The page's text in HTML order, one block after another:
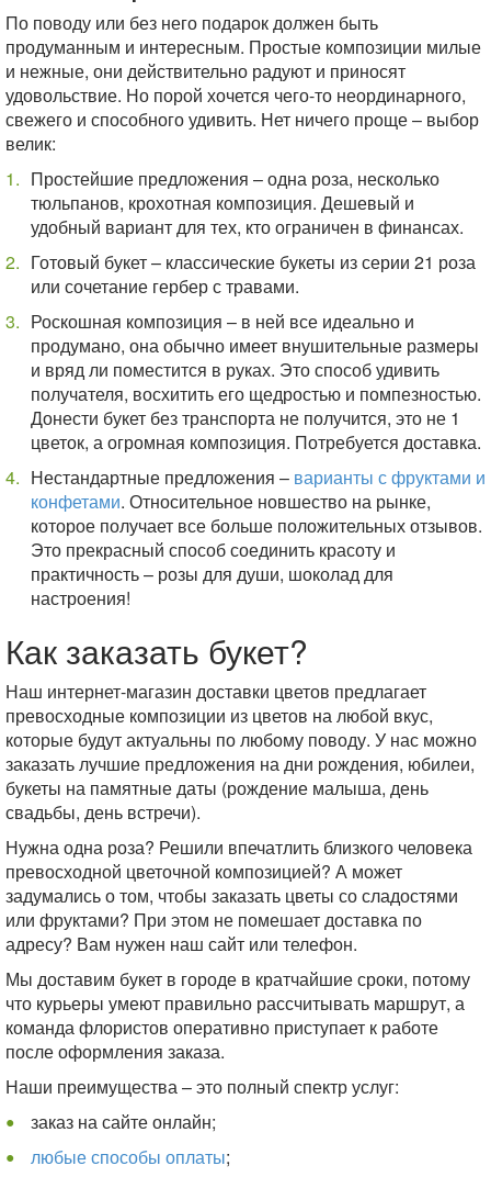
По поводу или без него подарок должен быть
продуманным и интересным. Простые композиции милые
и нежные, они действительно радуют и приносят
удовольствие. Но порой хочется чего-то неординарного,
свежего и способного удивить. Нет ничего проще – выбор
велик:
Простейшие предложения – одна роза, несколько
тюльпанов, крохотная композиция. Дешевый и
удобный вариант для тех, кто ограничен в финансах.
Готовый букет – классические букеты из серии 21 роза
или сочетание гербер с травами.
Роскошная композиция – в ней все идеально и
продумано, она обычно имеет внушительные размеры
и вряд ли поместится в руках. Это способ удивить
получателя, восхитить его щедростью и помпезностью.
Донести букет без транспорта не получится, это не 1
цветок, а огромная композиция. Потребуется доставка.
Нестандартные предложения – варианты с фруктами и
конфетами. Относительное новшество на рынке,
которое получает все больше положительных отзывов.
Это прекрасный способ соединить красоту и
практичность – розы для души, шоколад для
настроения!
Как заказать букет?
Наш интернет-магазин доставки цветов предлагает
превосходные композиции из цветов на любой вкус,
которые будут актуальны по любому поводу. У нас можно
заказать лучшие предложения на дни рождения, юбилеи,
букеты на памятные даты (рождение малыша, день
свадьбы, день встречи).
Нужна одна роза? Решили впечатлить близкого человека
превосходной цветочной композицией? А может
задумались о том, чтобы заказать цветы со сладостями
или фруктами? При этом не помешает доставка по
адресу? Вам нужен наш сайт или телефон.
Мы доставим букет в городе в кратчайшие сроки, потому
что курьеры умеют правильно рассчитывать маршрут, а
команда флористов оперативно приступает к работе
после оформления заказа.
Наши преимущества – это полный спектр услуг:
заказ на сайте онлайн;
любые способы оплаты;